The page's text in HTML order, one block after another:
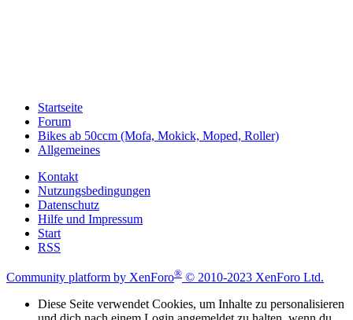
Startseite
Forum
Bikes ab 50ccm (Mofa, Mokick, Moped, Roller)
Allgemeines
Kontakt
Nutzungsbedingungen
Datenschutz
Hilfe und Impressum
Start
RSS
Community platform by XenForo® © 2010-2023 XenForo Ltd.
Diese Seite verwendet Cookies, um Inhalte zu personalisieren